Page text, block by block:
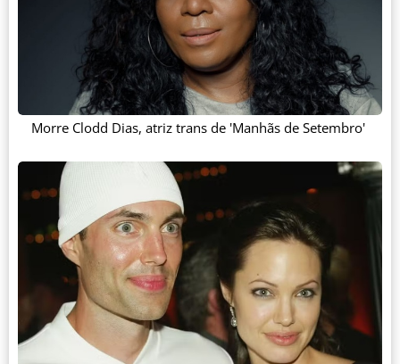
Morre Clodd Dias, atriz trans de 'Manhãs de Setembro'